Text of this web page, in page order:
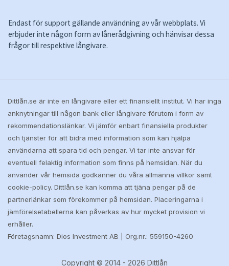
Endast för support gällande användning av vår webbplats. Vi
erbjuder inte någon form av lånerådgivning och hänvisar dessa
frågor till respektive långivare.
Dittlån.se är inte en långivare eller ett finansiellt institut. Vi har inga
anknytningar till någon bank eller långivare förutom i form av
rekommendationslänkar. Vi jämför enbart finansiella produkter
och tjänster för att bidra med information som kan hjälpa
användarna att spara tid och pengar. Vi tar inte ansvar för
eventuell felaktig information som finns på hemsidan. När du
använder vår hemsida godkänner du våra allmänna villkor samt
cookie-policy. Dittlån.se kan komma att tjäna pengar på de
partnerlänkar som förekommer på hemsidan. Placeringarna i
jämförelsetabellerna kan påverkas av hur mycket provision vi
erhåller.
Företagsnamn: Dios Investment AB | Org.nr.: 559150-4260
Copyright © 2014 - 2026 Dittlån